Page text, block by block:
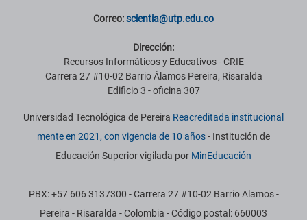
Correo:scientia@utp.edu.co
Dirección:
Recursos Informáticos y Educativos - CRIE
Carrera 27 #10-02 Barrio Álamos Pereira, Risaralda
Edificio 3 - oficina 307
Universidad Tecnológica de Pereira Reacreditada institucional
mente en 2021, con vigencia de 10 años- Institución de
Educación Superior vigilada por MinEducación
PBX: +57 606 3137300 - Carrera 27 #10-02 Barrio Alamos -
Pereira - Risaralda - Colombia - Código postal: 660003